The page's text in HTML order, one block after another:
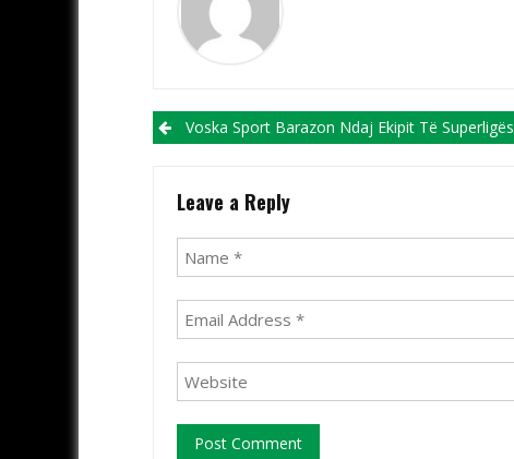
Post navigation
Voska Sport Barazon Ndaj Ekipit Të Superligës Malazeze, Rudar Plevlja
Leave a Reply